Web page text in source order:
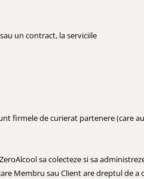
un contract, la serviciile
firmele de curierat partenere (care
sa colecteze si sa
Membru sau Client are dreptul de a